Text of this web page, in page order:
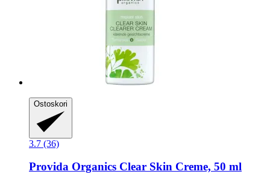
Ostoskori
3.7 (36)
Provida Organics Clear Skin Creme, 50 ml